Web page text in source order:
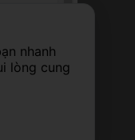
nhanh
lòng cung